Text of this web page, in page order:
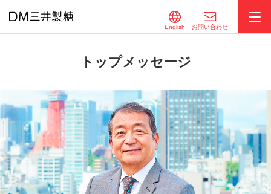
English お問い合わせ
トップメッセージ